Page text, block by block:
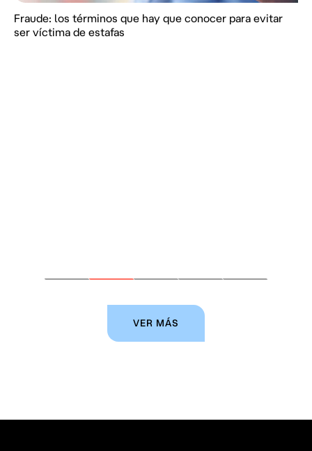
VER MÁS
Fraude: los términos que hay que conocer para evitar
ser víctima de estafas